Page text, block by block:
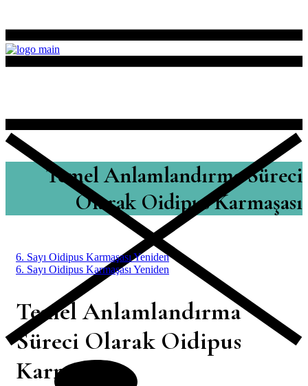
Temel Anlamlandırma Süreci
Olarak Oidipus Karmaşası
6. Sayı Oidipus Karmaşası Yeniden
6. Sayı Oidipus Karmaşası Yeniden
Temel Anlamlandırma
Süreci Olarak Oidipus
Karmaşası